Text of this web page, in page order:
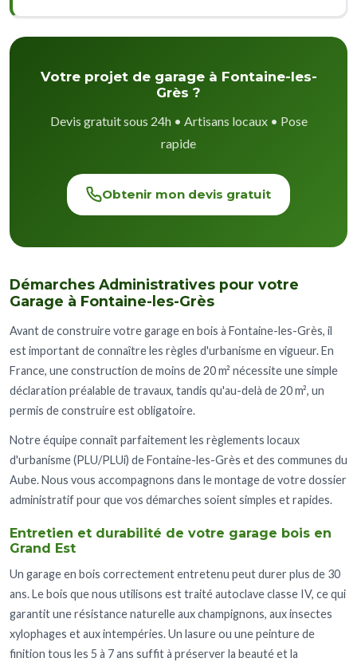
Votre projet de garage à Fontaine-les-
Grès ?
Devis gratuit sous 24h • Artisans locaux • Pose
rapide
Obtenir mon devis gratuit
Démarches Administratives pour votre
Garage à Fontaine-les-Grès
Avant de construire votre garage en bois à Fontaine-les-Grès, il
est important de connaître les règles d'urbanisme en vigueur. En
France, une construction de moins de 20 m² nécessite une simple
déclaration préalable de travaux, tandis qu'au-delà de 20 m², un
permis de construire est obligatoire.
Notre équipe connaît parfaitement les règlements locaux
d'urbanisme (PLU/PLUi) de Fontaine-les-Grès et des communes du
Aube. Nous vous accompagnons dans le montage de votre dossier
administratif pour que vos démarches soient simples et rapides.
Entretien et durabilité de votre garage bois en
Grand Est
Un garage en bois correctement entretenu peut durer plus de 30
ans. Le bois que nous utilisons est traité autoclave classe IV, ce qui
garantit une résistance naturelle aux champignons, aux insectes
xylophages et aux intempéries. Un lasure ou une peinture de
finition tous les 5 à 7 ans suffit à préserver la beauté et la